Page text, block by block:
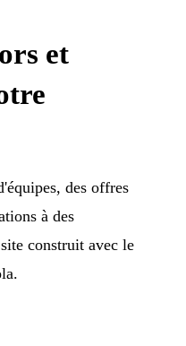
et
des offres
à des
construit avec le